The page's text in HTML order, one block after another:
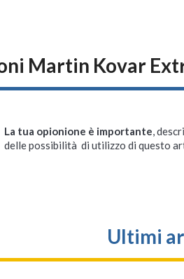
Martin Kovar
La tua opionione è importante,
delle possibilità di utilizzo di questo
Ultimi